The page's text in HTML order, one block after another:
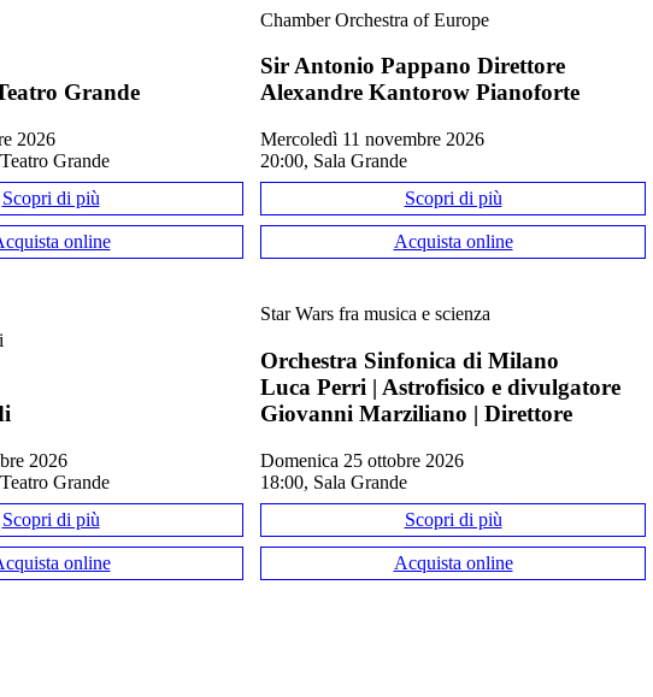
Grande
2026
Grande
Scopri di più
online
Chamber Orchestra of Europe
Sir Antonio Pappano Direttore
Alexandre Kantorow Pianoforte
mercoledì 11 novembre 2026
20:00, Sala Grande
Scopri di più
Acquista online
2026
Grande
Scopri di più
online
Star Wars fra musica e scienza
Orchestra Sinfonica di Milano
Luca Perri | Astrofisico e divulgatore
Giovanni Marziliano | Direttore
domenica 25 ottobre 2026
18:00, Sala Grande
Scopri di più
Acquista online
IN SCENA — QUESTO EVENTO È GIÀ ANDATO IN SCENA — QUESTO